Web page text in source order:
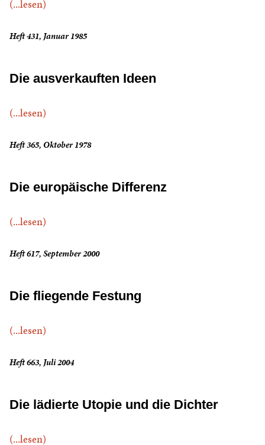
(...lesen)
Heft 431, Januar 1985
Die ausverkauften Ideen
(...lesen)
Heft 365, Oktober 1978
Die europäische Differenz
(...lesen)
Heft 617, September 2000
Die fliegende Festung
(...lesen)
Heft 663, Juli 2004
Die lädierte Utopie und die Dichter
(...lesen)